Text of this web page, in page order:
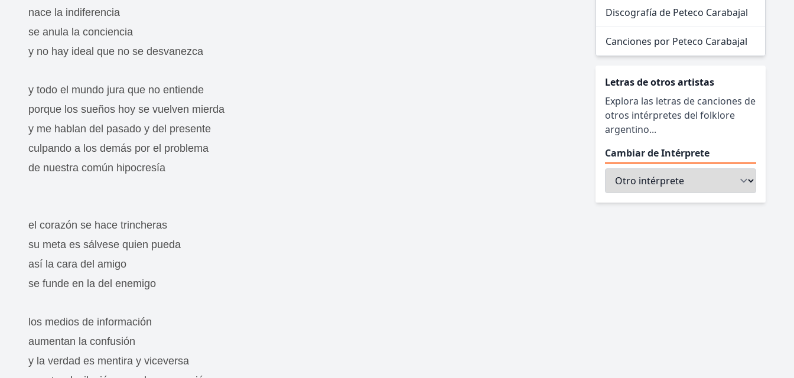
nace la indiferencia
se anula la conciencia
y no hay ideal que no se desvanezca
y todo el mundo jura que no entiende
porque los sueños hoy se vuelven mierda
y me hablan del pasado y del presente
culpando a los demás por el problema
de nuestra común hipocresía
el corazón se hace trincheras
su meta es sálvese quien pueda
así la cara del amigo
se funde en la del enemigo
los medios de información
aumentan la confusión
y la verdad es mentira y viceversa
Discografía de Peteco Carabajal
Canciones por Peteco Carabajal
Letras de otros artistas
Explora las letras de canciones de
otros intérpretes del folklore
argentino...
Cambiar de Intérprete